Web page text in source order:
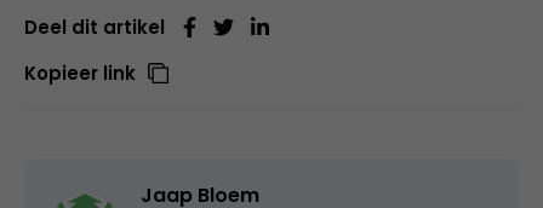
Deel dit artikel
Kopieer link
Jaap Bloem